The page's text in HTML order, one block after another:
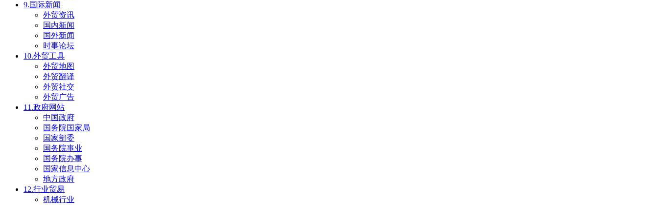
9.国际新闻
外贸资讯
国内新闻
国外新闻
时事论坛
10.外贸工具
外贸地图
外贸翻译
外贸社交
外贸广告
11.政府网站
中国政府
国务院国家局
国家部委
国务院事业
国务院办事
国家信息中心
地方政府
12.行业贸易
机械行业